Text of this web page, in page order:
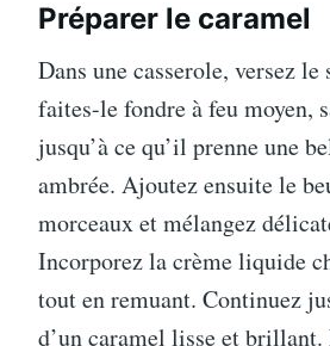
Préparer le caramel
Dans une casserole, versez
faites-le fondre à feu moyen,
jusqu’à ce qu’il prenne une
ambrée. Ajoutez ensuite le
morceaux et mélangez
Incorporez la crème liquide
tout en remuant. Continuez
d’un caramel lisse et brillant.